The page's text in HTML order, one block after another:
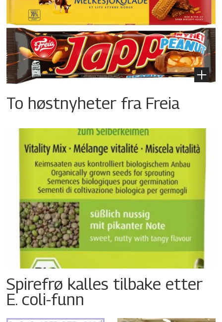
To høstnyheter fra Freia
Spirefrø kalles tilbake etter
E. coli-funn